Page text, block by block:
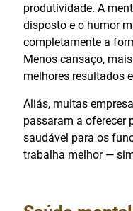
produtividade. A
disposto e o humor
completamente a
Menos cansaço,
melhores resultados
Aliás, muitas
passaram a oferecer
saudável para os
trabalha melhor —